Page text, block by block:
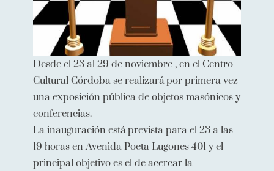
Desde el 23 al 29 de noviembre , en el Centro
Cultural Córdoba se realizará por primera vez
una exposición pública de objetos masónicos y
conferencias.
La inauguración está prevista para el 23 a las
19 horas en Avenida Poeta Lugones 401 y el
principal objetivo es el de acercar la